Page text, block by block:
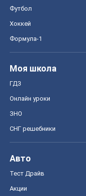
Футбол
Хоккей
Формула-1
Моя школа
ГДЗ
Онлайн уроки
ЗНО
СНГ решебники
Авто
Тест Драйв
Акции